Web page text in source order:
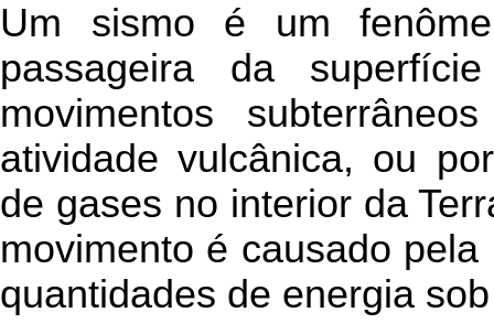
Um sismo é um
passageira da
movimentos
atividade vulcânica, ou
de gases no interior da
movimento é causado
quantidades de energia